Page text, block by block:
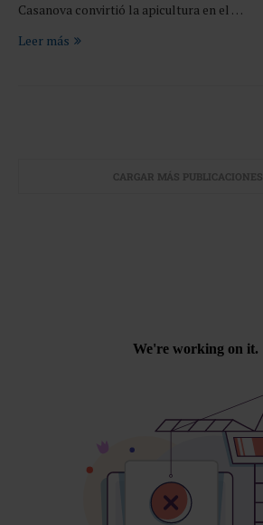
Casanova convirtió la apicultura en el …
Leer más
CARGAR MÁS PUBLICACIONES